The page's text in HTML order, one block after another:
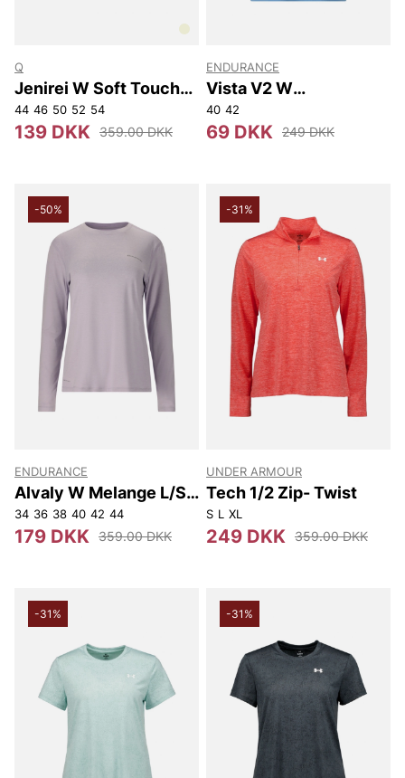
Q
Jenirei W Soft Touch
Tee.
44 46 50 52 54
139 DKK 359.00 DKK
ENDURANCE
Vista V2 W
Performance S/S Tee
40 42
69 DKK 249 DKK
-50%
ENDURANCE
Alvaly W Melange L/S
Tee
34 36 38 40 42 44
179 DKK 359.00 DKK
-31%
UNDER ARMOUR
Tech 1/2 Zip- Twist
S L XL
249 DKK 359.00 DKK
-31% -31%